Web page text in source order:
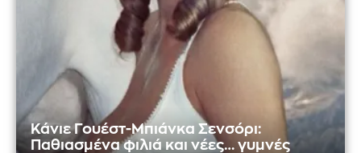
Κάνιε Γουέστ-Μπιάνκα Σενσόρι:
Παθιασμένα φιλιά και νέες… γυμνές